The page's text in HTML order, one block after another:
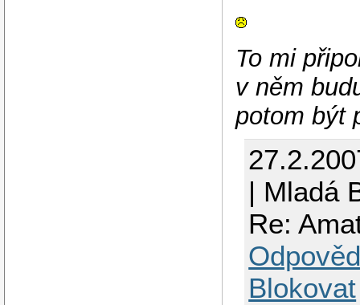
To mi
v něm
potom být
| Mladá
Re:
Blokovat